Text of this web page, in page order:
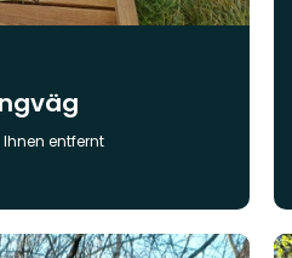
entfernt